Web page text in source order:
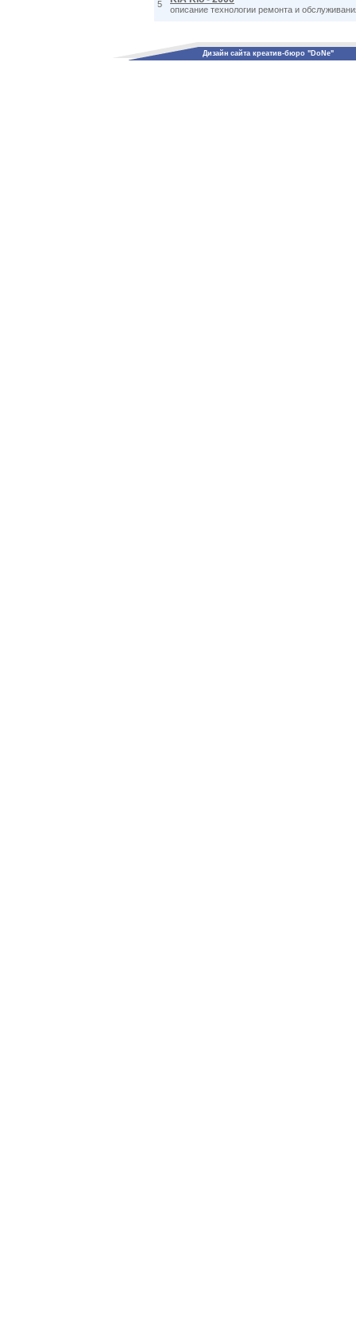
5
описание технологии ремонта и
Дизайн сайта креатив-бюро "DoNe"